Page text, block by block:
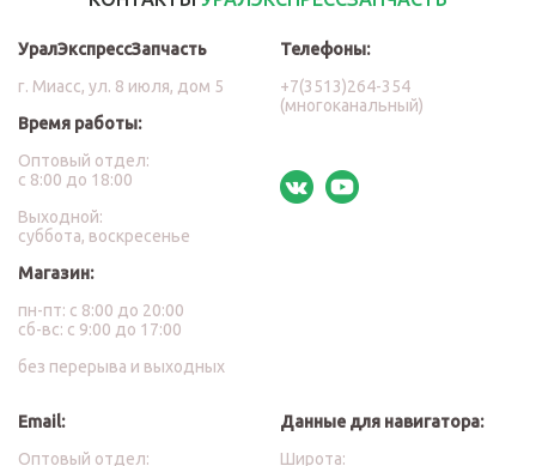
УралЭкспрессЗапчасть
г. Миасс, ул. 8 июля, дом 5
Время работы:
Оптовый отдел:
с 8:00 до 18:00
Выходной:
суббота, воскресенье
Магазин:
пн-пт: с 8:00 до 20:00
сб-вс: с 9:00 до 17:00
без перерыва и выходных
Телефоны:
+7(3513)264-354
(многоканальный)
Email:
Оптовый отдел:
Данные для навигатора:
Широта: